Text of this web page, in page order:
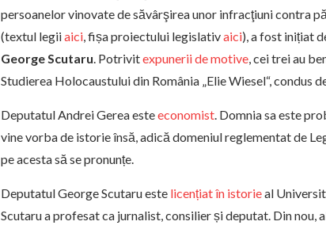
persoanelor vinovate de săvârşirea unor infracţiuni contra
(textul legiiaici, fișa proiectului legislativaici), a fost inițiat
George Scutaru. Potrivitexpunerii de motive, cei trei au
Studierea Holocaustului din România „Elie Wiesel“, condus
Deputatul Andrei Gerea esteeconomist. Domnia sa este
vine vorba de istorie însă, adică domeniul reglementat de
pe acesta să se pronunțe.
Deputatul George Scutaru este licențiat în istorieal
Scutaru a profesat ca jurnalist, consilier și deputat. Din nou,